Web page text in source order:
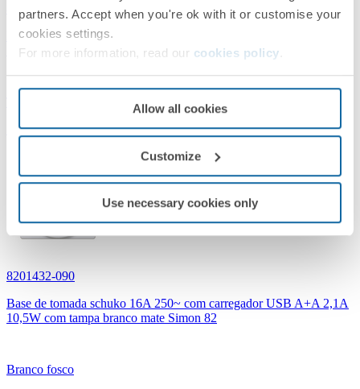
partners. Accept when you're ok with it or customise your
cookies settings.
For more information, read our cookies policy
Allow all cookies
Customize
Use necessary cookies only
8201432-096
Base de tomada schuko 16A 250~ com carregador USB A+A 2,1A
10,5W com tampa titânio Simon 82
Simon 82 Concept
8201432-090
Base de tomada schuko 16A 250~ com carregador USB A+A 2,1A
10,5W com tampa branco mate Simon 82
Branco fosco